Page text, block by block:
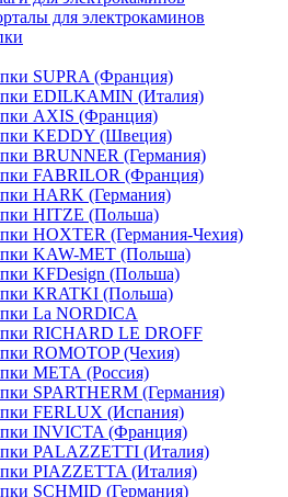
для электрокаминов
SUPRA (Франция)
EDILKAMIN (Италия)
AXIS (Франция)
KEDDY (Швеция)
BRUNNER (Германия)
FABRILOR (Франция)
HARK (Германия)
HITZE (Польша)
HOXTER (Германия-Чехия)
KAW-MET (Польша)
KFDesign (Польша)
KRATKI (Польша)
La NORDICA
RICHARD LE DROFF
ROMOTOP (Чехия)
МЕТА (Россия)
SPARTHERM (Германия)
FERLUX (Испания)
INVICTA (Франция)
PALAZZETTI (Италия)
PIAZZETTA (Италия)
SCHMID (Германия)